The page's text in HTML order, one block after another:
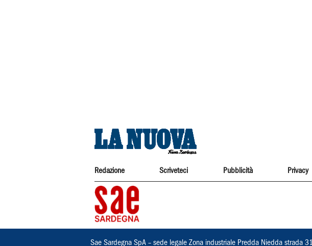
Redazione Scriveteci Pubblicità Privacy
Sae Sardegna SpA – sede legale Zona industriale Predda Niedda strada